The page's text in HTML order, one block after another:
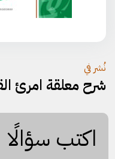
تصفّح
المقالات
نُشر في
شرح معلقة امرئ
اكتب سؤالًا